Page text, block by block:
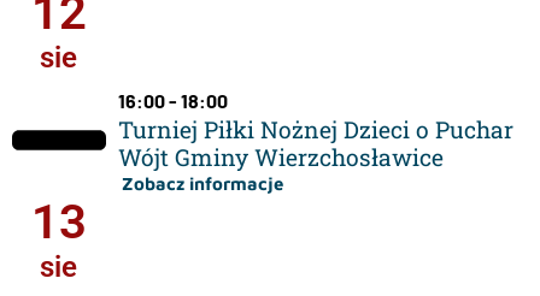
12
sie
13
sie
16:00 - 18:00
Turniej Piłki Nożnej Dzieci o Puchar
Wójt Gminy Wierzchosławice
Zobacz informacje